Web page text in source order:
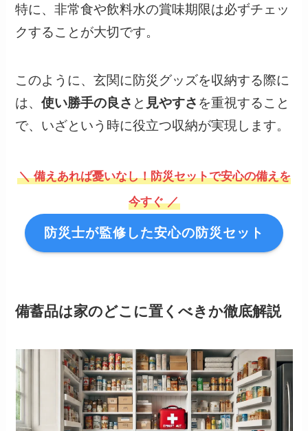
特に、非常食や飲料水の賞味期限は必ずチェッ
クすることが大切です。
このように、玄関に防災グッズを収納する際に
は、使い勝手の良さ と 見やすさ を重視すること
で、いざという時に役立つ収納が実現します。
＼ 備えあれば憂いなし！防災セットで安心の備えを
今すぐ ／
防災士が監修した安心の防災セット
備蓄品は家のどこに置くべきか徹底解説